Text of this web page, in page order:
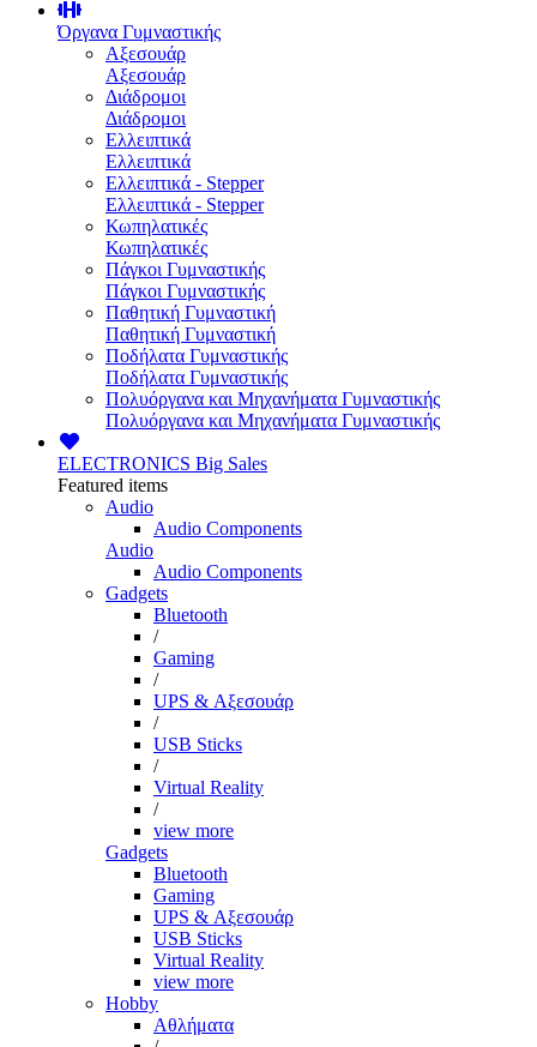
Όργανα Γυμναστικής
Αξεσουάρ
Αξεσουάρ
Διάδρομοι
Διάδρομοι
Ελλειπτικά
Ελλειπτικά
Ελλειπτικά - Stepper
Ελλειπτικά - Stepper
Κωπηλατικές
Κωπηλατικές
Πάγκοι Γυμναστικής
Πάγκοι Γυμναστικής
Παθητική Γυμναστική
Παθητική Γυμναστική
Ποδήλατα Γυμναστικής
Ποδήλατα Γυμναστικής
Πολυόργανα και Μηχανήματα Γυμναστικής
Πολυόργανα και Μηχανήματα Γυμναστικής
ELECTRONICS Big Sales
Featured items
Audio
Audio Components
Audio
Audio Components
Gadgets
Bluetooth
/
Gaming
/
UPS & Αξεσουάρ
/
USB Sticks
/
Virtual Reality
/
view more
Gadgets
Bluetooth
Gaming
UPS & Αξεσουάρ
USB Sticks
Virtual Reality
view more
Hobby
Αθλήματα